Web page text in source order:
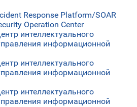
Response Platform/SOAR
Operation Center
интеллектуального
информационной
интеллектуального
информационной
интеллектуального
информационной